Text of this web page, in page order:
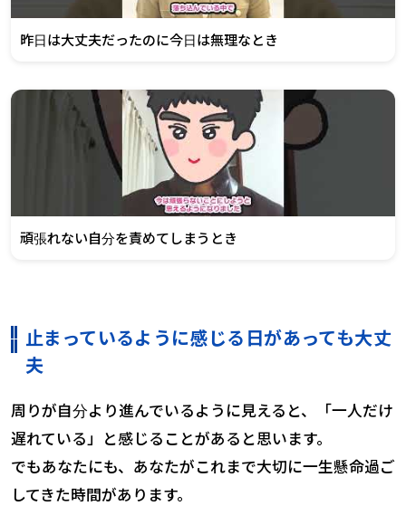
昨日は大丈夫だったのに今日は無理なとき
頑張れない自分を責めてしまうとき
止まっているように感じる日があっても大丈
夫
周りが自分より進んでいるように見えると、「一人だけ
遅れている」と感じることがあると思います。
でもあなたにも、あなたがこれまで大切に一生懸命過ご
してきた時間があります。